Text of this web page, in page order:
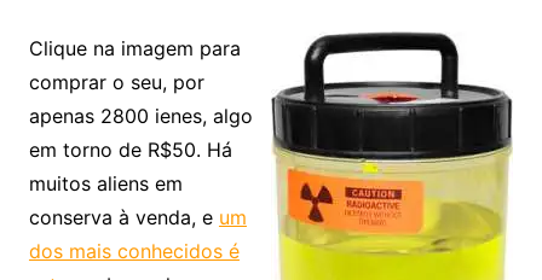
Clique na imagem para
comprar o seu, por
apenas 2800 ienes, algo
em torno de R$50. Há
muitos aliens em
conserva à venda, e um
dos mais conhecidos é